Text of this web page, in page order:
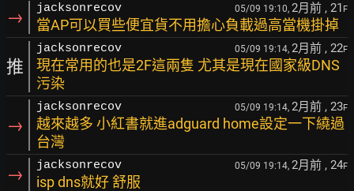
→ jacksonrecov 05/09 19:10, 2月前 , 21 F
當AP可以買些便宜貨不用擔心負載過高當機掛掉
推
jacksonrecov 05/09 19:14, 2月前 , 22F
現在常用的也是2F這兩隻 尤其是現在國家級DNS
污染
→
jacksonrecov 05/09 19:14, 2月前 , 23F
越來越多 小紅書就進adguard home設定一下繞過
台灣
→ jacksonrecov 05/09 19:14, 2月前 , 24F
isp dns就好 舒服